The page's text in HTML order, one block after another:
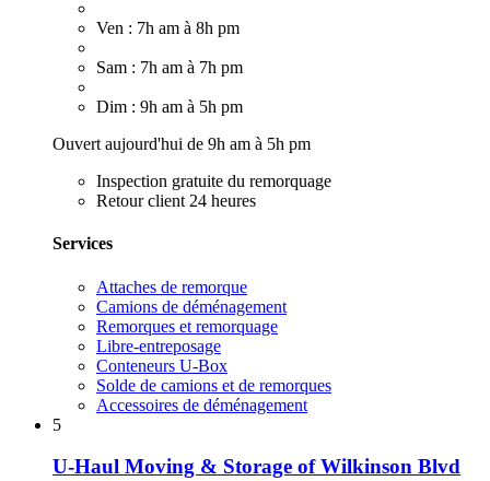
Ven : 7h am à 8h pm
Sam : 7h am à 7h pm
Dim : 9h am à 5h pm
Ouvert aujourd'hui de 9h am à 5h pm
Inspection gratuite du remorquage
Retour client 24 heures
Services
Attaches de remorque
Camions de déménagement
Remorques et remorquage
Libre-entreposage
Conteneurs U-Box
Solde de camions et de remorques
Accessoires de déménagement
5
U-Haul Moving & Storage of Wilkinson Blvd